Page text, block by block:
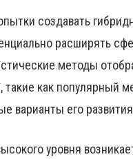
создавать
расширять
методы
такие как популярный
варианты его
уровня